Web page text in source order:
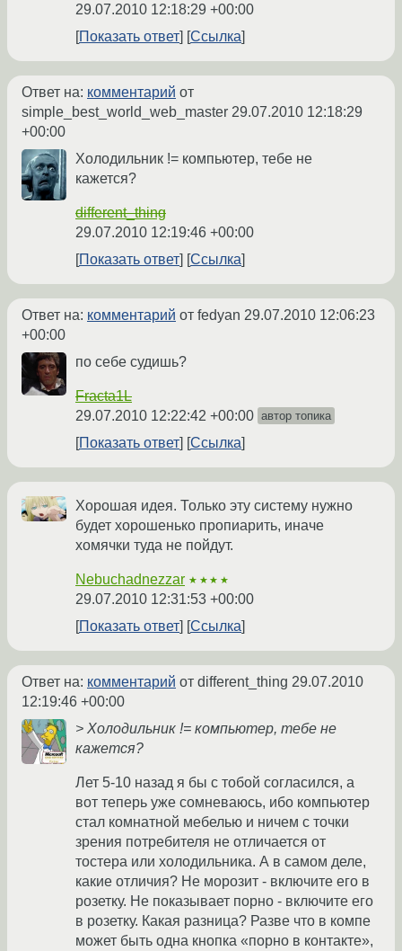
29.07.2010 12:18:29 +00:00
Показать ответ
Ссылка
Ответ на: комментарий от
simple_best_world_web_master 29.07.2010 12:18:29
+00:00
Холодильник != компьютер, тебе не
кажется?
different_thing
29.07.2010 12:19:46 +00:00
Показать ответ
Ссылка
Ответ на: комментарий от fedyan 29.07.2010 12:06:23
+00:00
по себе судишь?
Fracta1L
29.07.2010 12:22:42 +00:00 автор топика
Показать ответ Ссылка
Хорошая идея. Только эту систему нужно
будет хорошенько пропиарить, иначе
хомячки туда не пойдут.
Nebuchadnezzar ★★★★
29.07.2010 12:31:53 +00:00
Показать ответ
Ссылка
Ответ на: комментарий от different_thing 29.07.2010
12:19:46 +00:00
> Холодильник != компьютер, тебе не
кажется?
Лет 5-10 назад я бы с тобой согласился, а
вот теперь уже сомневаюсь, ибо компьютер
стал комнатной мебелью и ничем с точки
зрения потребителя не отличается от
тостера или холодильника. А в самом деле,
какие отличия? Не морозит - включите его в
розетку. Не показывает порно - включите его
в розетку. Какая разница? Разве что в компе
может быть одна кнопка «порно в контакте»,